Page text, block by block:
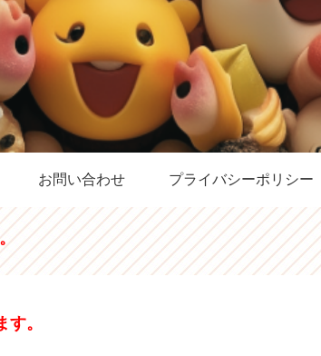
お問い合わせ プライバシーポリシー
。